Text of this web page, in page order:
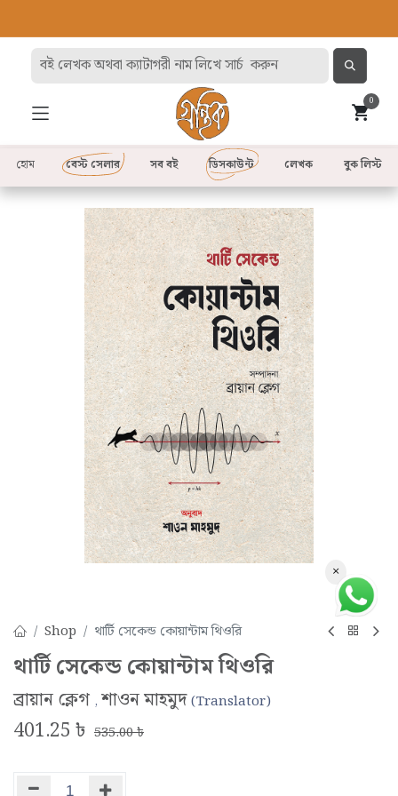
0
হোম বেস্ট সেলার সব বই লেখক
ডিসকাউন্ট বুক লিস্ট
Shop থার্টি সেকেন্ড কোয়ান্টাম থিওরি
থার্টি সেকেন্ড কোয়ান্টাম থিওরি
ব্রায়ান ক্লেগ , শাওন মাহমুদ (Translator)
401.25 ৳ 535.00৳
×